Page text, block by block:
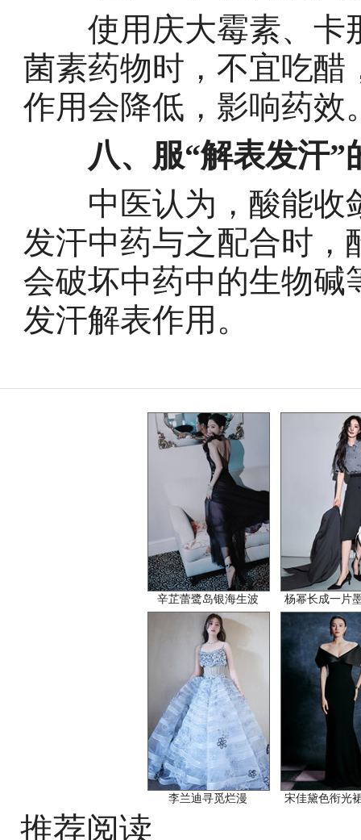
使用庆大霉素、卡
菌素药物时，不宜吃醋
作用会降低，影响药效
八、服“解表发汗”
中医认为，酸能收
发汗中药与之配合时，
会破坏中药中的生物碱
发汗解表作用。
辛芷蕾鹭岛银海生波 杨幂长成一片
李兰迪寻觅烂漫 宋佳黛色衔光
推荐阅读